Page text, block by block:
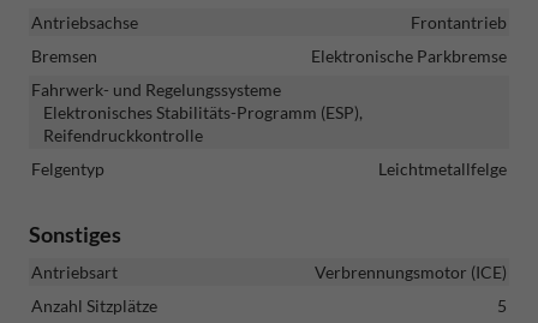
Antriebsachse
Frontantrieb
Bremsen
Elektronische Parkbremse
Fahrwerk- und Regelungssysteme
Elektronisches Stabilitäts-Programm (ESP),
Reifendruckkontrolle
Felgentyp
Leichtmetallfelge
Sonstiges
Antriebsart
Verbrennungsmotor (ICE)
Anzahl Sitzplätze
5